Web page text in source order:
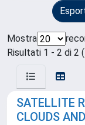
Mostra
Risultati 1 - 2 di 2
SATELLITE
CLOUDS